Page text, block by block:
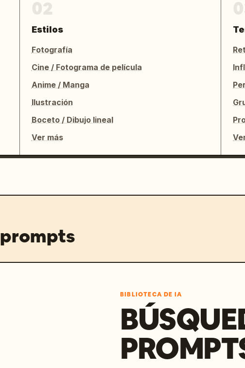
Estilos
Fotografía
Cine / Fotograma de película
Anime / Manga
Ilustración
Boceto / Dibujo lineal
Ver más
BIBLIOTECA DE IA